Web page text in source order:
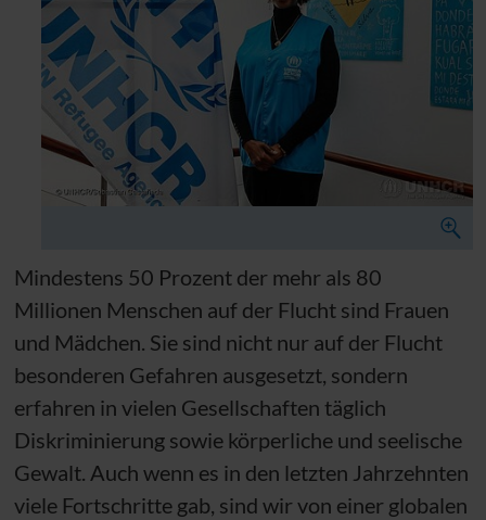
Mindestens 50 Prozent der mehr als 80
Millionen Menschen auf der Flucht sind Frauen
und Mädchen. Sie sind nicht nur auf der Flucht
besonderen Gefahren ausgesetzt, sondern
erfahren in vielen Gesellschaften täglich
Diskriminierung sowie körperliche und seelische
Gewalt. Auch wenn es in den letzten Jahrzehnten
viele Fortschritte gab, sind wir von einer globalen